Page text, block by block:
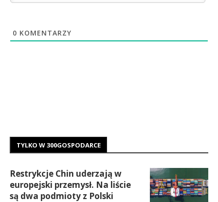
0 KOMENTARZY
TYLKO W 300GOSPODARCE
Restrykcje Chin uderzają w
europejski przemysł. Na liście
są dwa podmioty z Polski